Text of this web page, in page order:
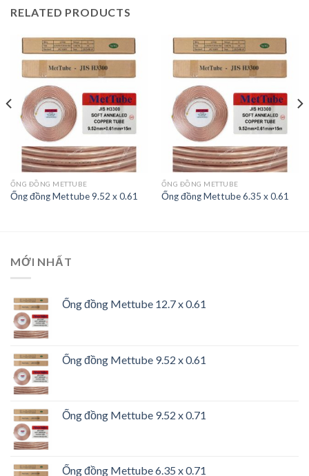
RELATED PRODUCTS
ỐNG ĐỒNG METTUBE
Ống đồng Mettube 9.52 x 0.61
ỐNG ĐỒNG METTUBE
Ống đồng Mettube 6.35 x 0.61
MỚI NHẤT
Ống đồng Mettube 12.7 x 0.61
Ống đồng Mettube 9.52 x 0.61
Ống đồng Mettube 9.52 x 0.71
Ống đồng Mettube 6.35 x 0.71